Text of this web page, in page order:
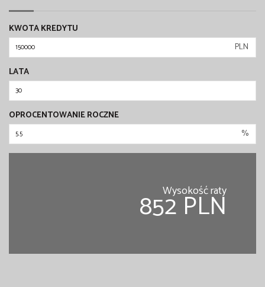
KWOTA KREDYTU
PLN
LATA
OPROCENTOWANIE ROCZNE
%
Wysokość raty
852 PLN